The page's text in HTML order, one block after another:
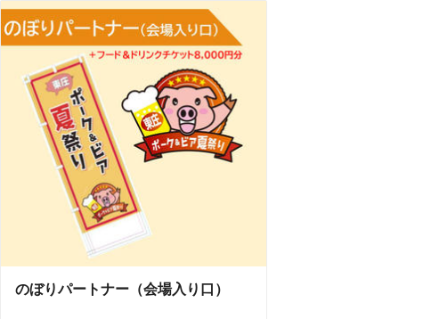
のぼりパートナー（会場入り口）